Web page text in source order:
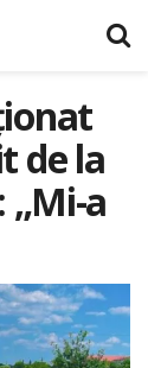
de la
„Mi-a